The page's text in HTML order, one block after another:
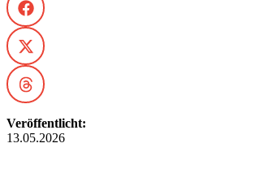
Veröffentlicht:
13.05.2026